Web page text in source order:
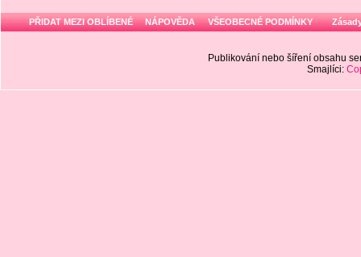
PŘIDAT MEZI OBLÍBENÉ NÁPOVĚDA VŠEOBECNÉ PODMÍNKY
Publikování nebo šíření obsahu
Smajlíci: